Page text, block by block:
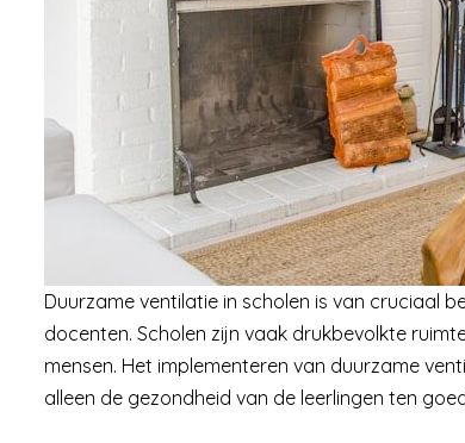
Duurzame ventilatie in scholen is van cruciaal
docenten. Scholen zijn vaak drukbevolkte
mensen. Het implementeren van duurzame
alleen de gezondheid van de leerlingen ten